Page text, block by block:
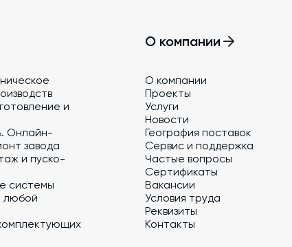
и
Онлайн-
завода
и пуско-
системы
любой
О компании
О компании
Проекты
Услуги
Новости
География поставок
Сервис и поддержка
Частые вопросы
Сертификаты
Вакансии
Условия труда
Реквизиты
Контакты